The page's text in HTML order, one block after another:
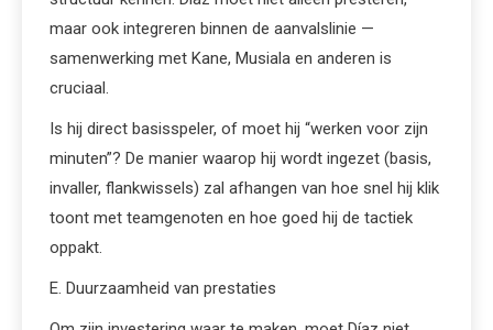
maar ook integreren binnen de aanvalslinie —
samenwerking met Kane, Musiala en anderen is
cruciaal.
Is hij direct basisspeler, of moet hij “werken voor zijn
minuten”? De manier waarop hij wordt ingezet (basis,
invaller, flankwissels) zal afhangen van hoe snel hij klik
toont met teamgenoten en hoe goed hij de tactiek
oppakt.
E. Duurzaamheid van prestaties